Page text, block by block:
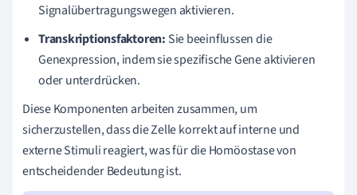
Signalübertragungswegen aktivieren.
Transkriptionsfaktoren: Sie beeinflussen die
Genexpression, indem sie spezifische Gene aktivieren
oder unterdrücken.
Diese Komponenten arbeiten zusammen, um
sicherzustellen, dass die Zelle korrekt auf interne und
externe Stimuli reagiert, was für die Homöostase von
entscheidender Bedeutung ist.